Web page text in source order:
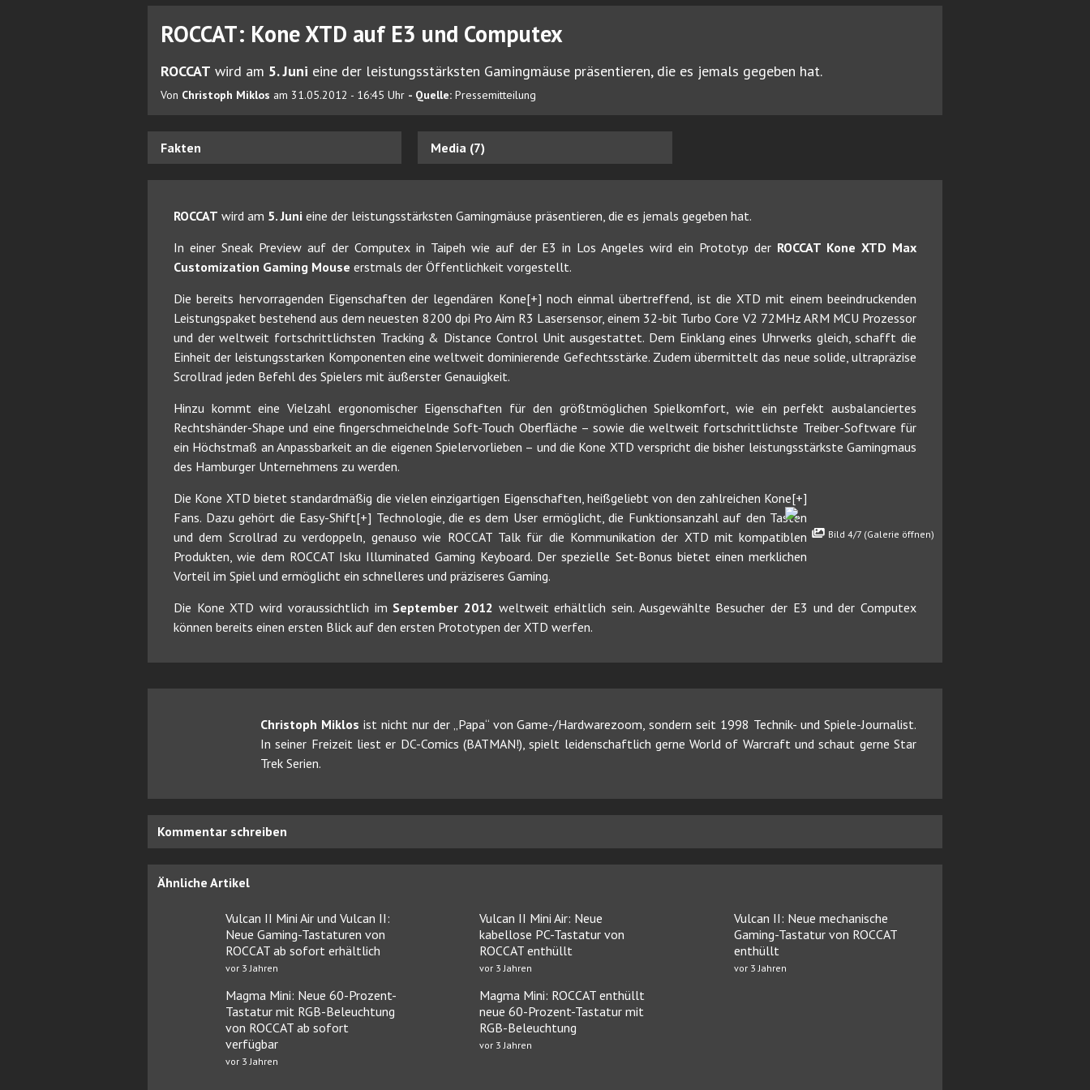
ROCCAT: Kone XTD auf E3 und Computex
ROCCAT wird am 5. Juni eine der leistungsstärksten Gamingmäuse präsentieren, die es jemals gegeben hat.
Von Christoph Miklos am 31.05.2012 - 16:45 Uhr - Quelle: Pressemitteilung
Fakten Media (7)
ROCCAT wird am 5. Juni eine der leistungsstärksten Gamingmäuse präsentieren, die es jemals gegeben hat.
In einer Sneak Preview auf der Computex in Taipeh wie auf der E3 in Los Angeles wird ein Prototyp der ROCCAT Kone XTD Max
Customization Gaming Mouse erstmals der Öffentlichkeit vorgestellt.
Die bereits hervorragenden Eigenschaften der legendären Kone[+] noch einmal übertreffend, ist die XTD mit einem beeindruckenden
Leistungspaket bestehend aus dem neuesten 8200 dpi Pro Aim R3 Lasersensor, einem 32-bit Turbo Core V2 72MHz ARM MCU Prozessor
und der weltweit fortschrittlichsten Tracking & Distance Control Unit ausgestattet. Dem Einklang eines Uhrwerks gleich, schafft die
Einheit der leistungsstarken Komponenten eine weltweit dominierende Gefechtsstärke. Zudem übermittelt das neue solide, ultrapräzise
Scrollrad jeden Befehl des Spielers mit äußerster Genauigkeit.
Hinzu kommt eine Vielzahl ergonomischer Eigenschaften für den größtmöglichen Spielkomfort, wie ein perfekt ausbalanciertes
Rechtshänder-Shape und eine fingerschmeichelnde Soft-Touch Oberfläche – sowie die weltweit fortschrittlichste Treiber-Software für
ein Höchstmaß an Anpassbarkeit an die eigenen Spielervorlieben – und die Kone XTD verspricht die bisher leistungsstärkste Gamingmaus
des Hamburger Unternehmens zu werden.
Bild 4/7 (Galerie öffnen)
Die Kone XTD bietet standardmäßig die vielen einzigartigen Eigenschaften, heißgeliebt von den zahlreichen Kone[+]
Fans. Dazu gehört die Easy-Shift[+] Technologie, die es dem User ermöglicht, die Funktionsanzahl auf den Tasten
und dem Scrollrad zu verdoppeln, genauso wie ROCCAT Talk für die Kommunikation der XTD mit kompatiblen
Produkten, wie dem ROCCAT Isku Illuminated Gaming Keyboard. Der spezielle Set-Bonus bietet einen merklichen
Vorteil im Spiel und ermöglicht ein schnelleres und präziseres Gaming.
Die Kone XTD wird voraussichtlich im September 2012 weltweit erhältlich sein. Ausgewählte Besucher der E3 und der Computex
können bereits einen ersten Blick auf den ersten Prototypen der XTD werfen.
Christoph Miklos ist nicht nur der „Papa“ von Game-/Hardwarezoom, sondern seit 1998 Technik- und Spiele-Journalist.
In seiner Freizeit liest er DC-Comics (BATMAN!), spielt leidenschaftlich gerne World of Warcraft und schaut gerne Star
Trek Serien.
Kommentar schreiben
Ähnliche Artikel
Vulcan II Mini Air und Vulcan II:
Neue Gaming-Tastaturen von
ROCCAT ab sofort erhältlich
vor 3 Jahren
Vulcan II Mini Air: Neue
kabellose PC-Tastatur von
ROCCAT enthüllt
vor 3 Jahren
Vulcan II: Neue mechanische
Gaming-Tastatur von ROCCAT
enthüllt
vor 3 Jahren
Magma Mini: Neue 60-Prozent-
Tastatur mit RGB-Beleuchtung
von ROCCAT ab sofort
verfügbar
vor 3 Jahren
Magma Mini: ROCCAT enthüllt
neue 60-Prozent-Tastatur mit
RGB-Beleuchtung
vor 3 Jahren